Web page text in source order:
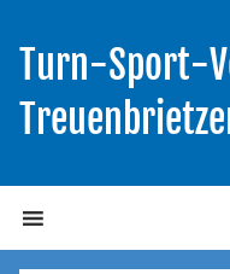
Turn-Sport-